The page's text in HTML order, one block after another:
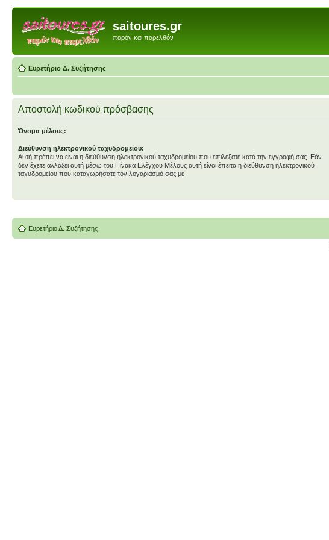
saitoures.gr
παρόν και παρελθόν
Ευρετήριο Δ. Συζήτησης
Αποστολή κωδικού πρόσβασης
Όνομα μέλους:
Διεύθυνση ηλεκτρονικού ταχυδρομείου:
Αυτή πρέπει να είναι η διεύθυνση ηλεκτρονικού ταχυδρομείου που επιλέξατε κατά την εγγραφή σας. Εάν
δεν έχετε αλλάξει αυτή μέσω του Πίνακα Ελέγχου Μέλους αυτή είναι έπειτα η διεύθυνση ηλεκτρονικού
ταχυδρομείου που καταχωρήσατε τον λογαριασμό σας με
Ευρετήριο Δ. Συζήτησης